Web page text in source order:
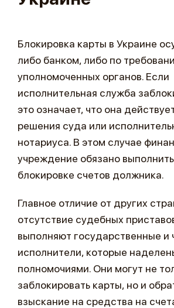
Блокировка карты в Украине
либо банком, либо по
уполномоченных органов. Если
исполнительная служба
это означает, что она
решения суда или
нотариуса. В этом случае
учреждение обязано
блокировке счетов должника.
Главное отличие от других
отсутствие судебных
выполняют государственные и
исполнители, которые
полномочиями. Они могут не
заблокировать карты, но и
взыскание на средства на